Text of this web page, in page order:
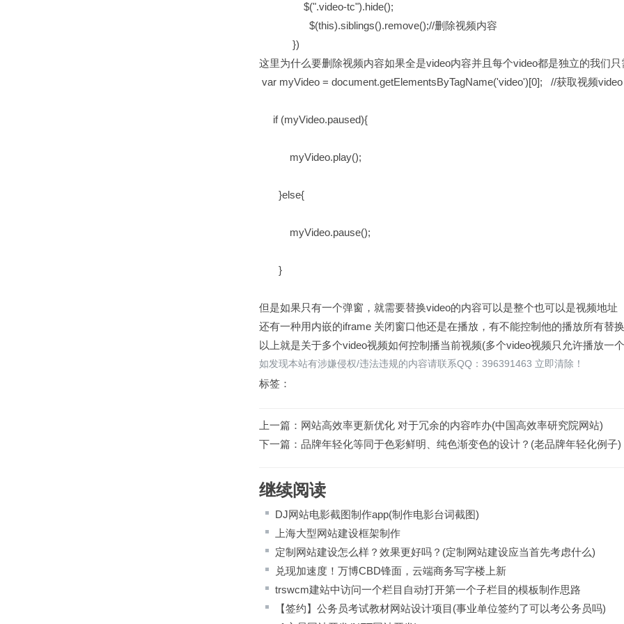
$(".video-tc").hide();
$(this).siblings().remove();//删除视频内容
})
这里为什么要删除视频内容如果全是video内容并且每个video都是独立的我们
var myVideo = document.getElementsByTagName('video')[0]; //获取视频video
if (myVideo.paused){
myVideo.play();
}else{
myVideo.pause();
}
但是如果只有一个弹窗，就需要替换video的内容可以是整个也可以是视频地址
还有一种用内嵌的iframe 关闭窗口他还是在播放，有不能控制他的播放所有替
以上就是关于多个video视频如何控制播当前视频(多个video视频只允许播放一
如发现本站有涉嫌侵权/违法违规的内容请联系QQ：396391463 立即清除！
标签：
上一篇： 网站高效率更新优化 对于冗余的内容咋办(中国高效率研究院网站)
下一篇： 品牌年轻化等同于色彩鲜明、纯色渐变色的设计？(老品牌年轻化例子)
继续阅读
DJ网站电影截图制作app(制作电影台词截图)
上海大型网站建设框架制作
定制网站建设怎么样？效果更好吗？(定制网站建设应当首先考虑什么)
兑现加速度！万博CBD锋面，云端商务写字楼上新
trswcm建站中访问一个栏目自动打开第一个子栏目的模板制作思路
【签约】公务员考试教材网站设计项目(事业单位签约了可以考公务员吗)